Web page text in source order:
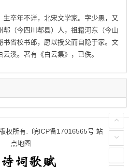
生卒年不详，北宋文学家。字少愚，又
郫（今四川郫县）人，祖籍河东（今山
书省校书郎，愿以授父而自隐于家。文
溪。著有《白云集》，已佚。
版权所有. 皖ICP备17016565号 站
点地图